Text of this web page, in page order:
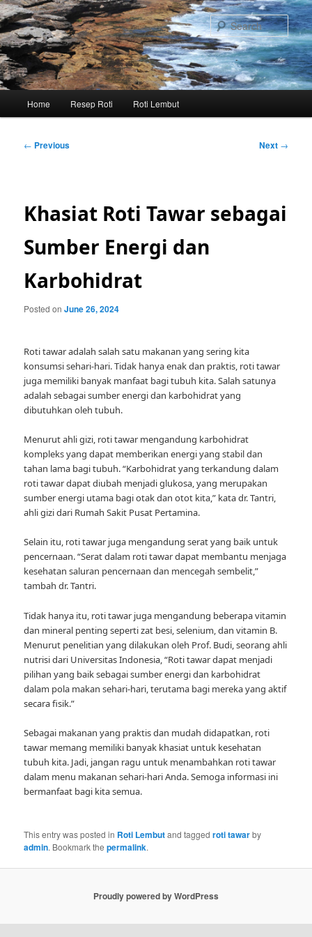
Skip
to
primary
content
Home Resep Roti Roti Lembut
Post
← Previous Next →
Khasiat Roti Tawar sebagai
Sumber Energi dan
Karbohidrat
Posted onJune 26, 2024
Roti tawar adalah salah satu makanan yang sering kita
konsumsi sehari-hari. Tidak hanya enak dan praktis, roti tawar
juga memiliki banyak manfaat bagi tubuh kita. Salah satunya
adalah sebagai sumber energi dan karbohidrat yang
dibutuhkan oleh tubuh.
Menurut ahli gizi, roti tawar mengandung karbohidrat
kompleks yang dapat memberikan energi yang stabil dan
tahan lama bagi tubuh. “Karbohidrat yang terkandung dalam
roti tawar dapat diubah menjadi glukosa, yang merupakan
sumber energi utama bagi otak dan otot kita,” kata dr. Tantri,
ahli gizi dari Rumah Sakit Pusat Pertamina.
Selain itu, roti tawar juga mengandung serat yang baik untuk
pencernaan. “Serat dalam roti tawar dapat membantu menjaga
kesehatan saluran pencernaan dan mencegah sembelit,”
tambah dr. Tantri.
Tidak hanya itu, roti tawar juga mengandung beberapa vitamin
dan mineral penting seperti zat besi, selenium, dan vitamin B.
Menurut penelitian yang dilakukan oleh Prof. Budi, seorang ahli
nutrisi dari Universitas Indonesia, “Roti tawar dapat menjadi
pilihan yang baik sebagai sumber energi dan karbohidrat
dalam pola makan sehari-hari, terutama bagi mereka yang aktif
secara fisik.”
Sebagai makanan yang praktis dan mudah didapatkan, roti
tawar memang memiliki banyak khasiat untuk kesehatan
tubuh kita. Jadi, jangan ragu untuk menambahkan roti tawar
dalam menu makanan sehari-hari Anda. Semoga informasi ini
bermanfaat bagi kita semua.
This entry was posted in Roti Lembutand taggedroti tawarby
admin. Bookmark thepermalink.
Proudly powered by WordPress